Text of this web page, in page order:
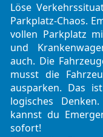
Löse
Parkplatz-Chaos.
vollen Parkplatz
und
auch. Die
musst die
ausparken. Das
logisches
kannst du
sofort!